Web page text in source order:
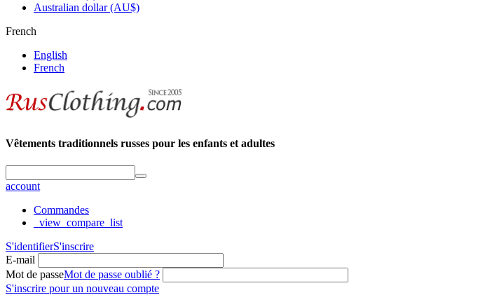
Australian dollar (AU$)
French
English
French
Vêtements traditionnels russes pour les enfants et adultes
account
Commandes
_view_compare_list
S'identifierS'inscrire
E-mail
Mot de passeMot de passe oublié ?
S'inscrire pour un nouveau compte